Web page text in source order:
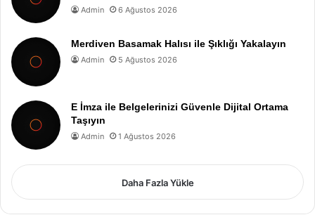
Admin 6 Ağustos 2026
Merdiven Basamak Halısı ile Şıklığı Yakalayın
Admin 5 Ağustos 2026
E İmza ile Belgelerinizi Güvenle Dijital Ortama
Taşıyın
Admin 1 Ağustos 2026
Daha Fazla Yükle